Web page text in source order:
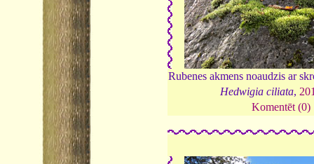
Rubenes akmens noaudzis ar
Hedwigia ciliata,
Komentēt (0)